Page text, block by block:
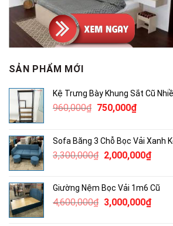
SẢN PHẨM MỚI
Kệ Trưng Bày Khung Sắt Cũ
960,000₫ Giá
960,000₫.
750,000₫Giá
là:
750,000₫.
Sofa Băng 3 Chỗ Bọc Vải Xanh
3,300,000₫ Giá
3,300,000₫.
2,000,000₫Giá
là:
Giường Nệm Bọc Vải 1m6 Cũ
4,600,000₫ Giá
3,000,000₫Giá